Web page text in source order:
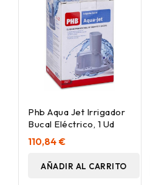
Phb Aqua Jet Irrigador
Bucal Eléctrico, 1 Ud
110,84 €
AÑADIR AL CARRITO